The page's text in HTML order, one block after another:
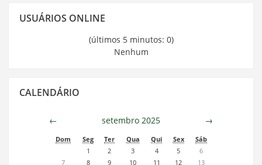
Usuários
USUÁRIOS ONLINE
(últimos 5 minutos: 0)
Nenhum
Calendário
CALENDÁRIO
← setembro 2025 →
Dom Seg Ter Qua Qui Sex
Sáb
1
2 3 4 5
6
7
8 9 10 11 12 13